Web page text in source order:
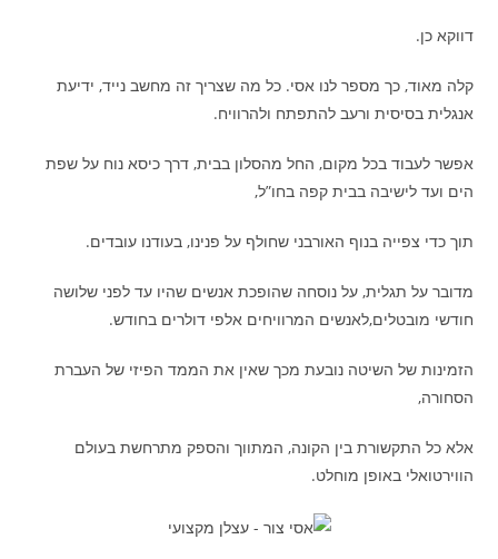
דווקא כן.
קלה מאוד, כך מספר לנו אסי. כל מה שצריך זה מחשב נייד, ידיעת
אנגלית בסיסית ורעב להתפתח ולהרוויח.
אפשר לעבוד בכל מקום, החל מהסלון בבית, דרך כיסא נוח על שפת
הים ועד לישיבה בבית קפה בחו”ל,
תוך כדי צפייה בנוף האורבני שחולף על פנינו, בעודנו עובדים.
מדובר על תגלית, על נוסחה שהופכת אנשים שהיו עד לפני שלושה
חודשי מובטלים,לאנשים המרוויחים אלפי דולרים בחודש.
הזמינות של השיטה נובעת מכך שאין את הממד הפיזי של העברת
הסחורה,
אלא כל התקשורת בין הקונה, המתווך והספק מתרחשת בעולם
הווירטואלי באופן מוחלט.